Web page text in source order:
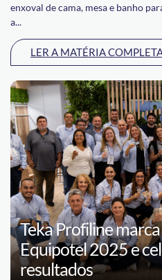
enxoval de cama, mesa e banho
a...
LER A MATÉRIA
Teka Profiline
Equipotel 2025 e
resultados